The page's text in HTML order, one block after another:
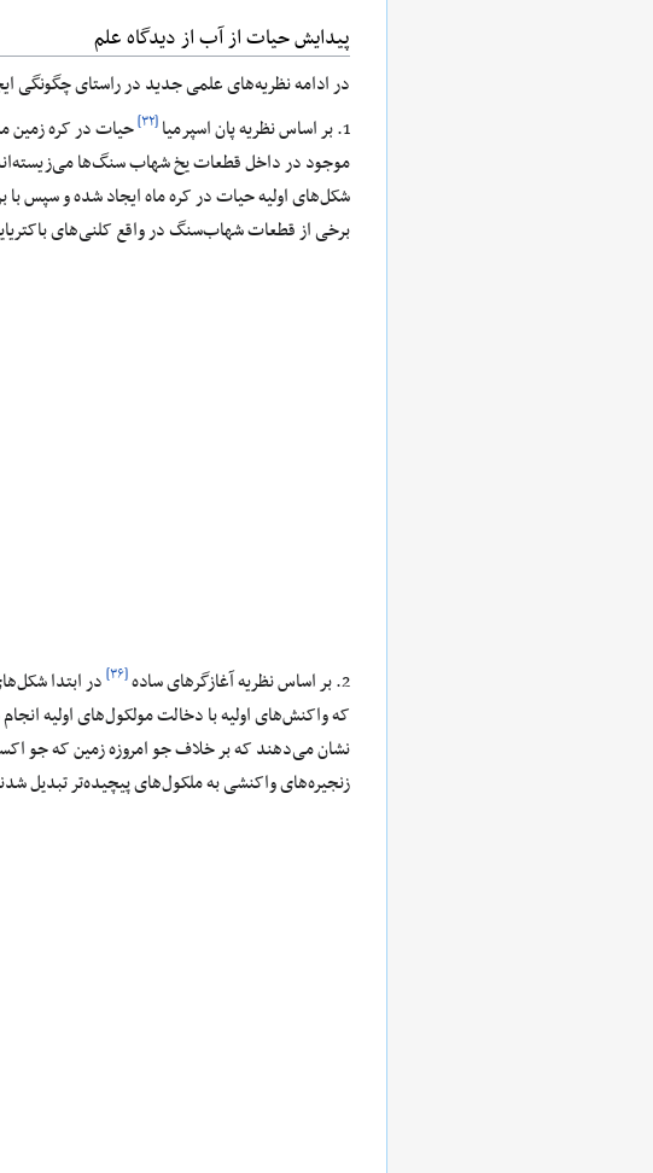
پیدایش حیات از آب از دیدگاه علم
در ادامه نظریه‌های علمی جدید در راستای چگونگی
1. بر اساس نظریه پان اسپرمیا
[۳۲]
حیات در کره زمین
موجود در داخل قطعات یخ شهاب سنگ‌ها
شکل‌های اولیه حیات در کره ماه ایجاد شده و سپس با
برخی از قطعات شهاب‌سنگ در واقع کلنی‌های
2. بر اساس نظریه آغازگرهای ساده [۳۶]
در ابتدا
که واکنش‌های اولیه با دخالت مولکول‌های اولیه
نشان می‌دهند که بر خلاف جو امروزه زمین که جو
زنجیره‌های واکنشی به ملکول‌های پیچیده‌تر تبدیل